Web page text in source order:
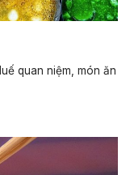
quan niệm, món ăn